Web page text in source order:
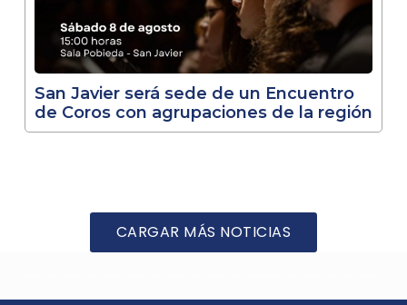
San Javier será sede de un Encuentro
de Coros con agrupaciones de la región
CARGAR MÁS NOTICIAS